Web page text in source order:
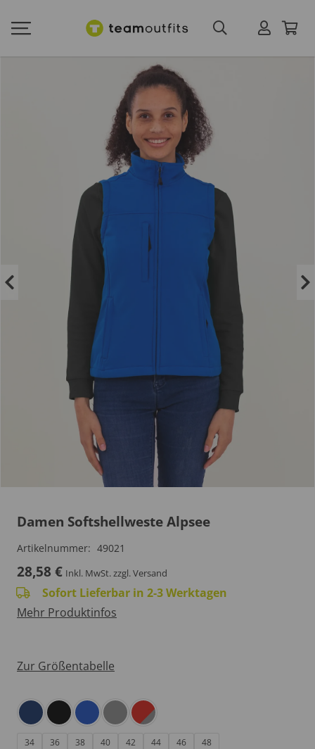
Damen Softshellweste Alpsee
Artikelnummer: 49021
28,58 € Inkl. MwSt.zzgl. Versand
Sofort Lieferbar in 2-3 Werktagen
Mehr Produktinfos
Zur Größentabelle
34 36 38 40 42 44 46 48